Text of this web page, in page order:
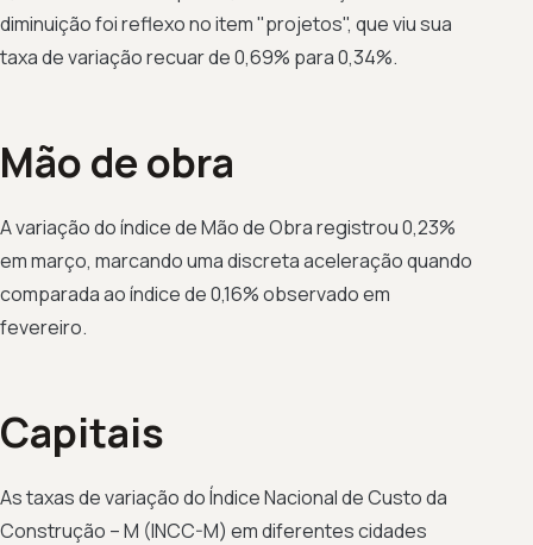
diminuição foi reflexo no item "projetos", que viu sua
taxa de variação recuar de 0,69% para 0,34%.
Mão de obra
A variação do índice de Mão de Obra registrou 0,23%
em março, marcando uma discreta aceleração quando
comparada ao índice de 0,16% observado em
fevereiro.
Capitais
As taxas de variação do Índice Nacional de Custo da
Construção – M (INCC-M) em diferentes cidades